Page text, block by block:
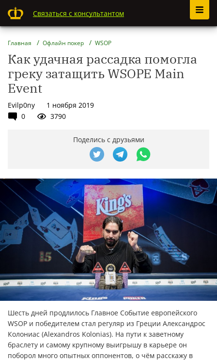
Связаться с консультантом
Главная Офлайн покер WSOP
Как удачная рассадка помогла
греку затащить WSOPE Main
Event
Evilp0ny
1 ноября 2019
0
3790
Поделись с друзьями
Шесть дней продлилось Главное Событие европейского
WSOP и победителем стал регуляр из Греции Александрос
Колониас (Alexandros Kolonias). На пути к заветному
браслету и самому крупному выигрышу в карьере он
поборол много опытных оппонентов, о чём расскажу в